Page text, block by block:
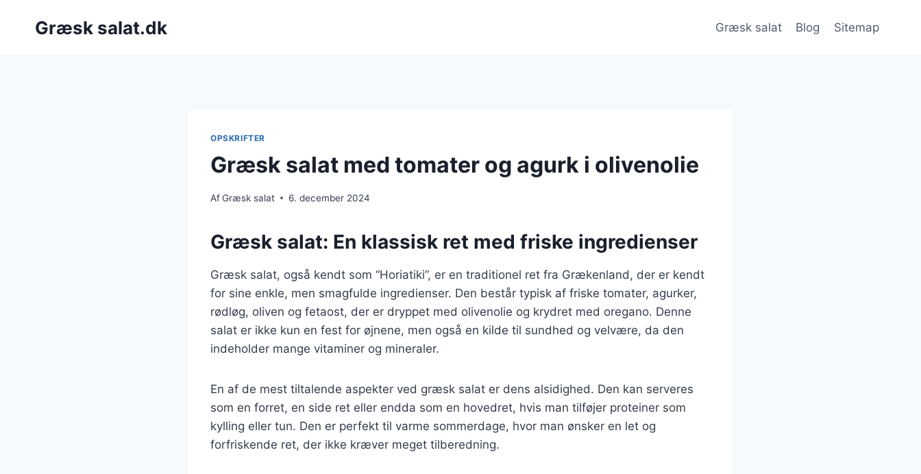
Græsk salat.dk Græsk salat Blog Sitemap
OPSKRIFTER
Græsk salat med tomater og agurk i olivenolie
AfGræsk salat 6. december 2024
Græsk salat: En klassisk ret med friske ingredienser
Græsk salat, også kendt som “Horiatiki”, er en traditionel ret fra Grækenland, der er kendt
for sine enkle, men smagfulde ingredienser. Den består typisk af friske tomater, agurker,
rødløg, oliven og fetaost, der er dryppet med olivenolie og krydret med oregano. Denne
salat er ikke kun en fest for øjnene, men også en kilde til sundhed og velvære, da den
indeholder mange vitaminer og mineraler.
En af de mest tiltalende aspekter ved græsk salat er dens alsidighed. Den kan serveres
som en forret, en side ret eller endda som en hovedret, hvis man tilføjer proteiner som
kylling eller tun. Den er perfekt til varme sommerdage, hvor man ønsker en let og
forfriskende ret, der ikke kræver meget tilberedning.